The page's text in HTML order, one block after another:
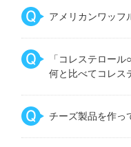
アメリカンワッフ
「コレステロー
何と比べてコレス
チーズ製品を作っ